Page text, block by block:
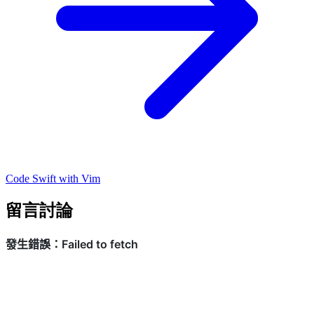
Code Swift with Vim
留言討論